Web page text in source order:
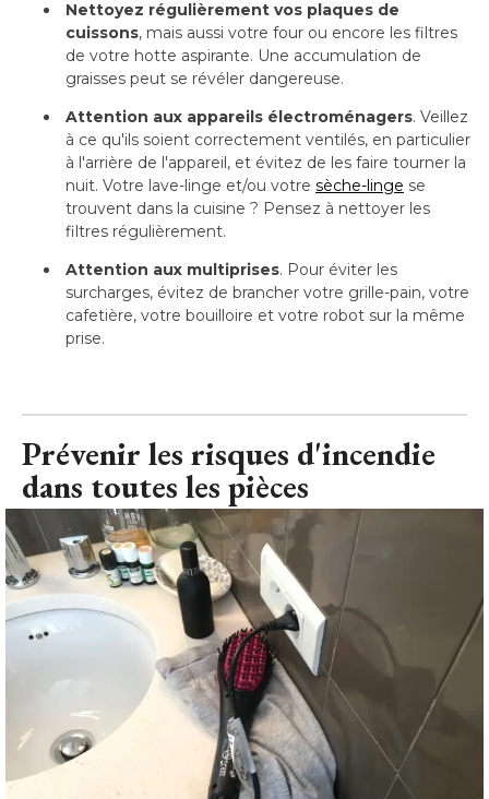
Nettoyez régulièrement vos plaques de
cuissons, mais aussi votre four ou encore les filtres
de votre hotte aspirante. Une accumulation de
graisses peut se révéler dangereuse.
Attention aux appareils électroménagers. Veillez
à ce qu'ils soient correctement ventilés, en particulier
à l'arrière de l'appareil, et évitez de les faire tourner la
nuit. Votre lave-linge et/ou votre sèche-linge se
trouvent dans la cuisine ? Pensez à nettoyer les
filtres régulièrement.
Attention aux multiprises. Pour éviter les
surcharges, évitez de brancher votre grille-pain, votre
cafetière, votre bouilloire et votre robot sur la même
prise.
Prévenir les risques d'incendie
dans toutes les pièces